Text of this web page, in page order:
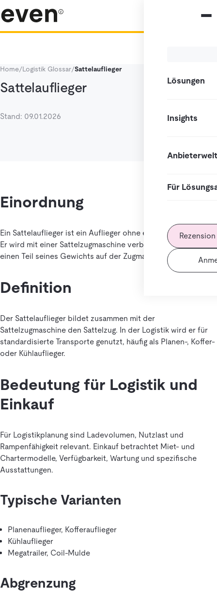
Lösungen
Insights
Anbieterwelt
Für
Home/Logistik Glossar/Sattelauflieger
Sattelauflieger
Stand: 09.01.2026
Einordnung
Ein Sattelauflieger ist ein Auflieger ohne eigene Vorderachse.
Er wird mit einer Sattelzugmaschine verbunden und trägt
einen Teil seines Gewichts auf der Zugmaschine.
Definition
Der Sattelauflieger bildet zusammen mit der
Sattelzugmaschine den Sattelzug. In der Logistik wird er für
standardisierte Transporte genutzt, häufig als Planen-, Koffer-
oder Kühlauflieger.
Bedeutung für Logistik und
Einkauf
Für Logistikplanung sind Ladevolumen, Nutzlast und
Rampenfähigkeit relevant. Einkauf betrachtet Miet- und
Chartermodelle, Verfügbarkeit, Wartung und spezifische
Ausstattungen.
Typische Varianten
Planenauflieger, Kofferauflieger
Kühlauflieger
Megatrailer, Coil-Mulde
Abgrenzung